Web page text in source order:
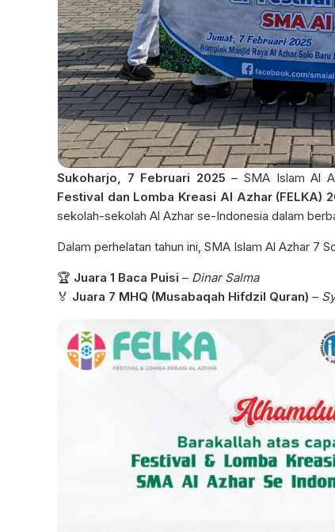
Sukoharjo, 7 Februari 2025 – SMA Islam Al
Festival dan Lomba Kreasi Al Azhar (FELKA)
sekolah-sekolah Al Azhar se-Indonesia dalam
Dalam perhelatan tahun ini, SMA Islam Al Azhar 7
🏆 Juara 1 Baca Puisi – Dinar Salma
🏅 Juara 7 MHQ (Musabaqah Hifdzil Quran) –